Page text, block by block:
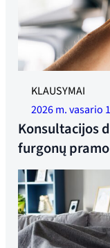
KLAUSYMAI
2026 m. vasario
Konsultacijos
furgonų